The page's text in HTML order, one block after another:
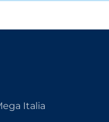
Italia